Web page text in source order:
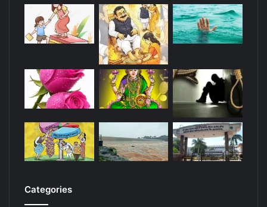
Categories